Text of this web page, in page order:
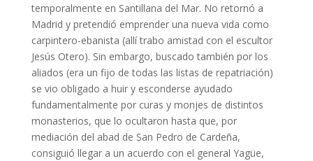
temporalmente en Santillana del Mar. No retornó a
Madrid y pretendió emprender una nueva vida como
carpintero-ebanista (allí trabo amistad con el escultor
Jesús Otero). Sin embargo, buscado también por los
aliados (era un fijo de todas las listas de repatriación)
se vio obligado a huir y esconderse ayudado
fundamentalmente por curas y monjes de distintos
monasterios, que lo ocultaron hasta que, por
mediación del abad de San Pedro de Cardeña,
consiguió llegar a un acuerdo con el general Yagüe,